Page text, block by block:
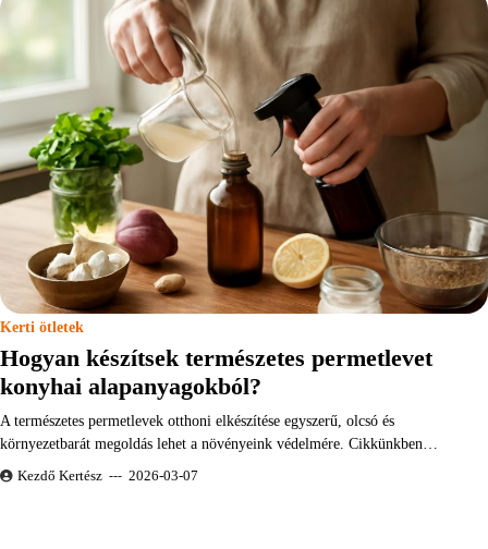
Kerti ötletek
Hogyan készítsek természetes permetlevet
konyhai alapanyagokból?
A természetes permetlevek otthoni elkészítése egyszerű, olcsó és
környezetbarát megoldás lehet a növényeink védelmére. Cikkünkben…
Kezdő Kertész 2026-03-07